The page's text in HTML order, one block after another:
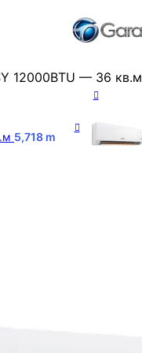
12000BTU — 36 кв.м
5,718 m